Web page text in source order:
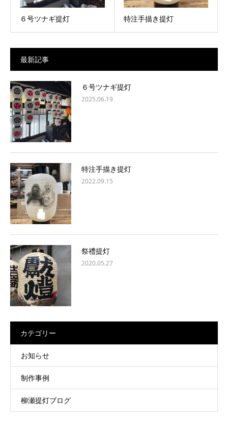
６号ツナギ提灯 特注手描き提灯
最新記事
６号ツナギ提灯
2025.06.19
特注手描き提灯
2022.09.15
祭禮提灯
2020.05.27
カテゴリー
お知らせ
制作事例
柳瀬提灯ブログ